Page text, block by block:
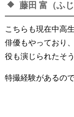
藤田 富（ふ
こちらも現在中高
俳優もやっており
役も演じられたそ
特撮経験があるの